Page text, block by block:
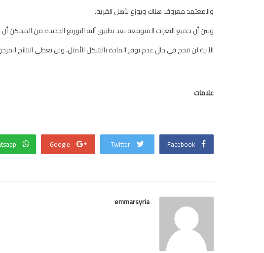
والمعتمد معروف هناك ويوزع لأهل القرية.
وبين أن جميع الثغرات المتوقعة بعد تطبيق آلية التوزيع الجديدة من الممكن
الآلية لن تنجح في حال عدم توفر المادة بالشكل الأمثل، ولن تعطي النتائج
علامات
Facebook
Twitter
Google
emmarsyria